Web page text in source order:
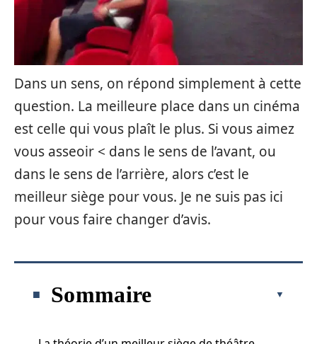
Dans un sens, on répond simplement à cette
question. La meilleure place dans un cinéma
est celle qui vous plaît le plus. Si vous aimez
vous asseoir < dans le sens de l’avant, ou
dans le sens de l’arrière, alors c’est le
meilleur siège pour vous. Je ne suis pas ici
pour vous faire changer d’avis.
Sommaire